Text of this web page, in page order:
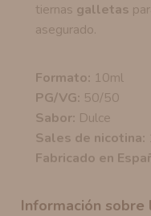
tiernas galletas
asegurado.
Formato: 10ml
PG/VG: 50/50
Sabor: Dulce
Sales de nicotina:
Fabricado en
Información sobre